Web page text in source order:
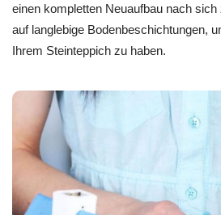
einen kompletten Neuaufbau nach
auf langlebige Bodenbeschichtungen,
Ihrem Steinteppich zu haben.